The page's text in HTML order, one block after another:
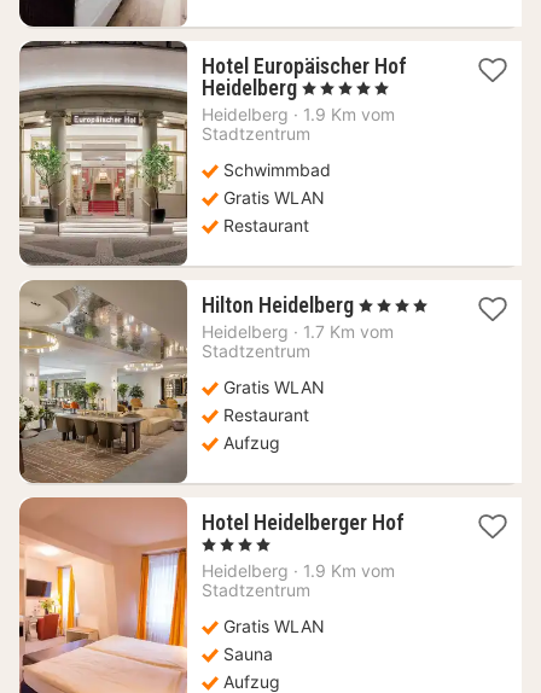
Hotel Europäischer Hof
Heidelberg 1
Nacht
ab
€
, 5 Sterne
Heidelberg · 1.9 Km vom
Stadtzentrum
Schwimmbad
Gratis WLAN
Restaurant
Hilton Heidelberg 1
Nacht
, 4 Sterne
Heidelberg · 1.7 Km vom
Stadtzentrum
Gratis WLAN
Restaurant
Aufzug
Hotel Heidelberger Hof1
, 4 Sterne
Heidelberg · 1.9 Km vom
Stadtzentrum
Gratis WLAN
Sauna
Aufzug